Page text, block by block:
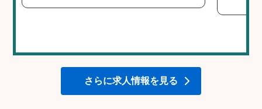
さらに求人情報を見る